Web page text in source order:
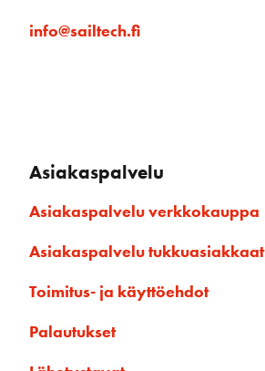
info@sailtech.fi
Asiakaspalvelu
Asiakaspalvelu verkkokauppa
Asiakaspalvelu tukkuasiakkaat
Toimitus- ja käyttöehdot
Palautukset